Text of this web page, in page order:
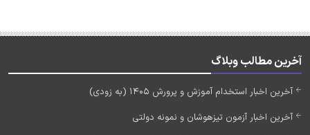
آخرین مطالب وبلاگ
آخرین اخبار استخدام آموزش و پرورش 1405 (به زودی)
آخرین اخبار آزمون تیزهوشان و نمونه دولتی